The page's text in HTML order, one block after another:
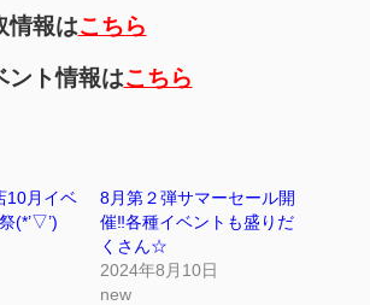
情報はこちら
ント情報はこちら
10月イベ
(*’▽’)
8月第２弾サマーセール開
催‼各種イベントも盛りだ
くさん☆
2024年8月10日
new